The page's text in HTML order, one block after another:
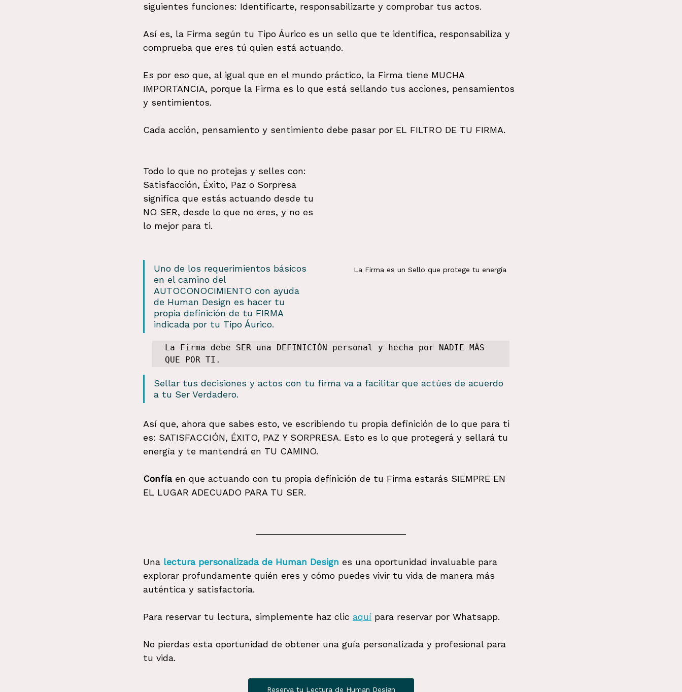
siguientes funciones: Identificarte, responsabilizarte y comprobar tus actos.
Así es, la Firma según tu Tipo Áurico es un sello que te identifica, responsabiliza y
comprueba que eres tú quien está actuando.
Es por eso que, al igual que en el mundo práctico, la Firma tiene MUCHA
IMPORTANCIA, porque la Firma es lo que está sellando tus acciones, pensamientos
y sentimientos.
Cada acción, pensamiento y sentimiento debe pasar por EL FILTRO DE TU FIRMA.
La Firma es un Sello que protege tu energía
Todo lo que no protejas y selles con:
Satisfacción, Éxito, Paz o Sorpresa
significa que estás actuando desde tu
NO SER, desde lo que no eres, y no es
lo mejor para ti.
Uno de los requerimientos básicos
en el camino del
AUTOCONOCIMIENTO con ayuda
de Human Design es hacer tu
propia definición de tu FIRMA
indicada por tu Tipo Áurico.
La Firma debe SER una DEFINICIÓN personal y hecha por NADIE MÁS
QUE POR TI.
Sellar tus decisiones y actos con tu firma va a facilitar que actúes de acuerdo
a tu Ser Verdadero.
Así que, ahora que sabes esto, ve escribiendo tu propia definición de lo que para ti
es: SATISFACCIÓN, ÉXITO, PAZ Y SORPRESA. Esto es lo que protegerá y sellará tu
energía y te mantendrá en TU CAMINO.
Confía en que actuando con tu propia definición de tu Firma estarás SIEMPRE EN
EL LUGAR ADECUADO PARA TU SER.
Una lectura personalizada de Human Design es una oportunidad invaluable para
explorar profundamente quién eres y cómo puedes vivir tu vida de manera más
auténtica y satisfactoria.
Para reservar tu lectura, simplemente haz clic aquí para reservar por Whatsapp.
No pierdas esta oportunidad de obtener una guía personalizada y profesional para
tu vida.
Reserva tu Lectura de Human Design